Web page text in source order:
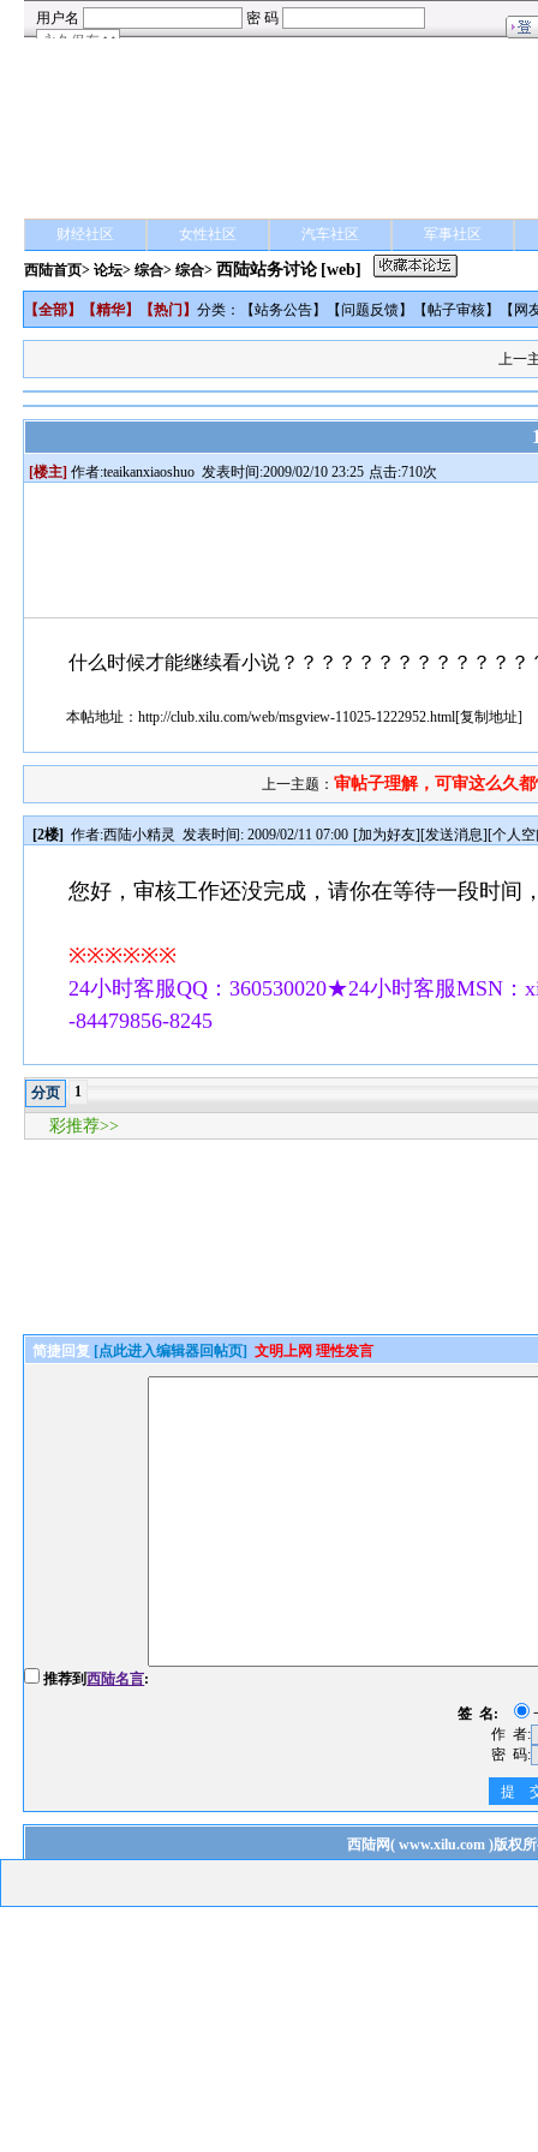
财经社区 女性社区 汽车社区 军事社区
西陆首页>论坛>综合> 综合> 西陆站务讨论 [web]
【全部】【精华】【热门 】分类：【站务公告】【问题反馈】【帖子审核】【 网
上一
[楼主] 作者:teaikanxiaoshuo 发表时间:2009/02/10 23:25 点击:710次
什么时候才能继续看小说？？？？？？？？？？？？？
本帖地址：http://club.xilu.com/web/msgview-11025-1222952.html[复制地址]
上一主题： 审帖子理解，可审这么久
[2楼] 作者:西陆小精灵 发表时间: 2009/02/11 07:00 [加为好友][发送消息][个人
您好，审核工作还没完成，请你在等待一段时间
※※※※※※
24小时客服QQ：360530020★24小时客服MSN
-84479856-8245
分页 1
彩推荐>>
简捷回复 [点此进入编辑器回帖页] 文明上网 理性发言
推荐到西陆名言:
签 名:
作 者:
密 码:
提
西陆网( www.xilu.com)版权